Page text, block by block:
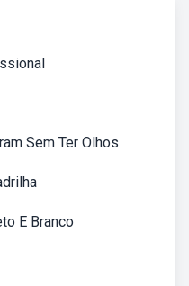
Sem Ter Olhos
E Branco